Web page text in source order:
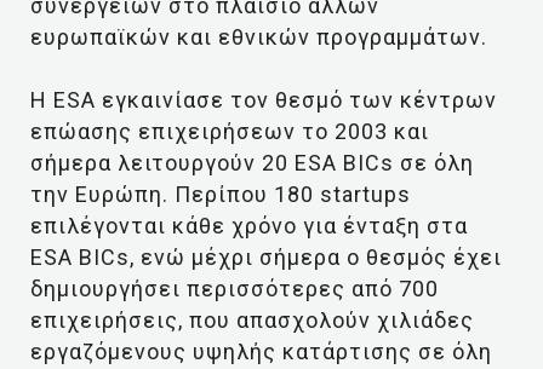
συνεργειών στο πλαίσιο άλλων
ευρωπαϊκών και εθνικών προγραμμάτων.
Η ESA εγκαινίασε τον θεσμό των κέντρων
επώασης επιχειρήσεων το 2003 και
σήμερα λειτουργούν 20 ESA BICs σε όλη
την Ευρώπη. Περίπου 180 startups
επιλέγονται κάθε χρόνο για ένταξη στα
ESA BICs, ενώ μέχρι σήμερα ο θεσμός έχει
δημιουργήσει περισσότερες από 700
επιχειρήσεις, που απασχολούν χιλιάδες
εργαζόμενους υψηλής κατάρτισης σε όλη